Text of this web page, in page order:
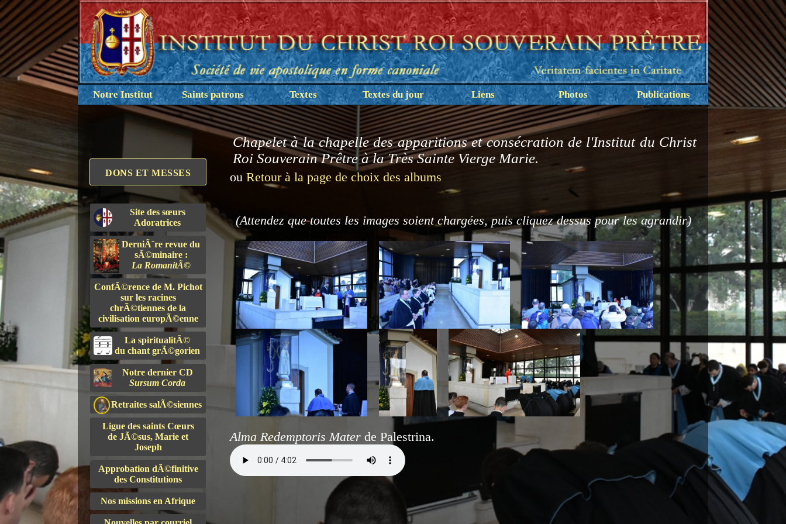
Notre Institut Saints patrons Textes Textes du jour Liens Photos Publications
DONS ET MESSES
Site des sœurs
Adoratrices
DerniÃ¨re revue du
sÃ©minaire :
La RomanitÃ©
ConfÃ©rence de M. Pichot
sur les racines
chrÃ©tiennes de la
civilisation europÃ©enne
La spiritualitÃ©
du chant grÃ©gorien
Notre dernier CD
Sursum Corda
Retraites salÃ©siennes
Ligue des saints Cœurs
de JÃ©sus, Marie et
Joseph
Approbation dÃ©finitive
des Constitutions
Nos missions en Afrique
Chapelet à la chapelle des apparitions et consécration de l'Institut du Christ
Roi Souverain Prêtre à la Très Sainte Vierge Marie.
ou Retour à la page de choix des albums
(Attendez que toutes les images soient chargées, puis cliquez dessus pour les agrandir)
Alma Redemptoris Mater de Palestrina.